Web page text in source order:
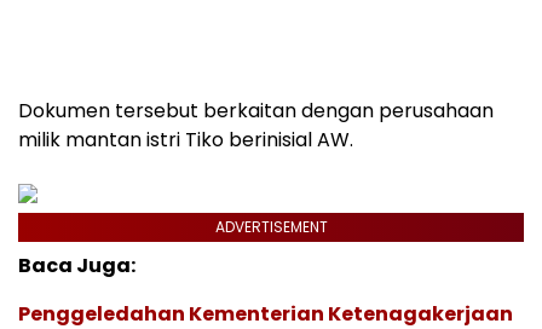
Dokumen tersebut berkaitan dengan perusahaan
milik mantan istri Tiko berinisial AW.
ADVERTISEMENT
Baca Juga:
Penggeledahan Kementerian Ketenagakerjaan